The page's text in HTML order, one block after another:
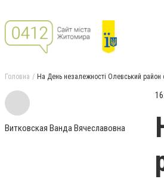
Головна На День незалежності Олевський район
Витковская Ванда Вячеславовна